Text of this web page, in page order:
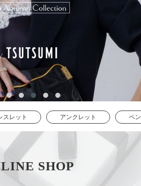
アンクレット ペンダントトップ
SHOP